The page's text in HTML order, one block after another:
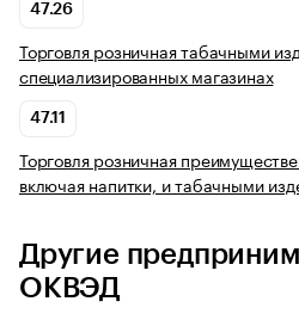
47.26
Торговля розничная табачными
специализированных магазинах
47.11
Торговля розничная
включая напитки, и табачными
Другие
ОКВЭД